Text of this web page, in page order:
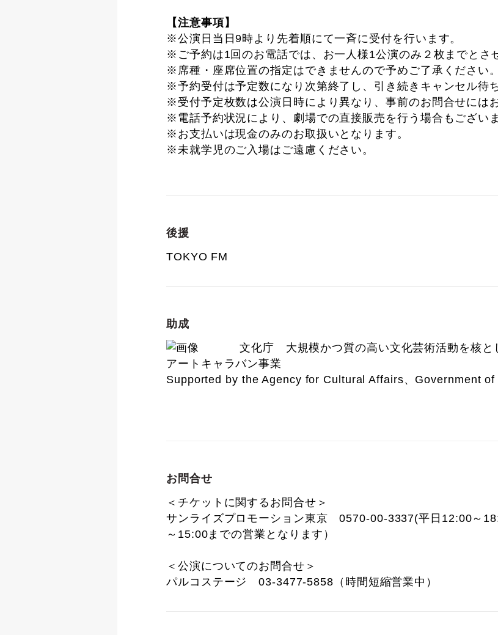
【注意事項】
※公演日当日9時より先着順にて一斉に受付を行います。
※ご予約は1回のお電話では、お一人様1公演のみ２枚までとさ
※席種・座席位置の指定はできませんので予めご了承ください。
※予約受付は予定数になり次第終了し、引き続きキャンセル待
※受付予定枚数は公演日時により異なり、事前のお問合せには
※電話予約状況により、劇場での直接販売を行う場合もございま
※お支払いは現金のみのお取扱いとなります。
※未就学児のご入場はご遠慮ください。
後援
TOKYO FM
助成
文化庁 大規模かつ質の高い文化芸術活動を核と
アートキャラバン事業
Supported by the Agency for Cultural Affairs、Government of
お問合せ
＜チケットに関するお問合せ＞
サンライズプロモーション東京 0570-00-3337(平日12:00～
～15:00までの営業となります）
＜公演についてのお問合せ＞
パルコステージ 03-3477-5858（時間短縮営業中）